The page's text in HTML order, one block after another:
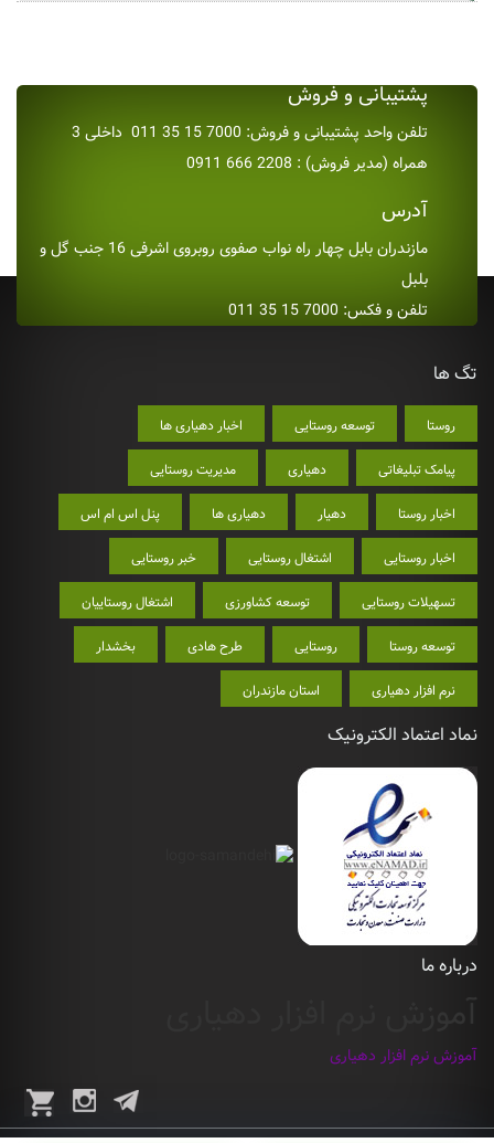
پشتیبانی و فروش
تلفن واحد پشتیبانی و فروش: 7000 15 35 011 داخلی 3
همراه (مدیر فروش) : 2208 666 0911
آدرس
مازندران بابل چهار راه نواب صفوی روبروی اشرفی 16 جنب گل و
بلبل
تلفن و فکس: 7000 15 35 011
تگ ها
روستا توسعه روستایی اخبار دهیاری ها
پیامک تبلیغاتی دهیاری مدیریت روستایی
اخبار روستا دهیار دهیاری ها پنل اس ام اس
اخبار روستایی اشتغال روستایی خبر روستایی
تسهیلات روستایی توسعه کشاورزی اشتغال روستاییان
توسعه روستا روستایی طرح هادی بخشدار
نرم افزار دهیاری استان مازندران
نماد اعتماد الکترونیک
درباره ما
آموزش نرم افزار دهیاری